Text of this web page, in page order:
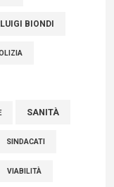
BIONDI
SANITÀ
SINDACATI
VIABILITÀ